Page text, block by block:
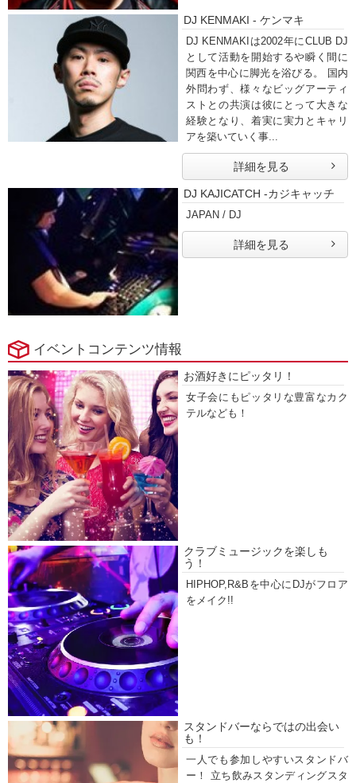
DJ KENMAKI - ケンマキ
DJ KENMAKIは2002年にCLUB DJ
として活動を開始するや瞬く間に
関西を中心に脚光を浴びる。 国内
外問わず、様々なビッグアーティ
ストとの共演は彼にとって大きな
経験となり、着実に実力とキャリ
アを築いていく事...
詳細を見る
DJ KAJICATCH -カジキャッチ
JAPAN / DJ
詳細を見る
イベントコンテンツ情報
お酒好きにピッタリ！
女子会にもピッタリな豊富なカク
テルなども！
クラブミュージックを楽しも
う！
HIPHOP,R&Bを中心にDJがフロア
をメイク!!
スタンドバーならではの出会い
も！
一人でも参加しやすいスタンドバ
ー！ 立ち飲みスタンディングスタ